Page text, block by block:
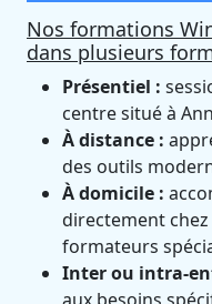
Nos formations
dans plusieurs
Présentiel :
centre situé à
À distance :
des outils
À domicile :
directement
formateurs
Inter ou intra-